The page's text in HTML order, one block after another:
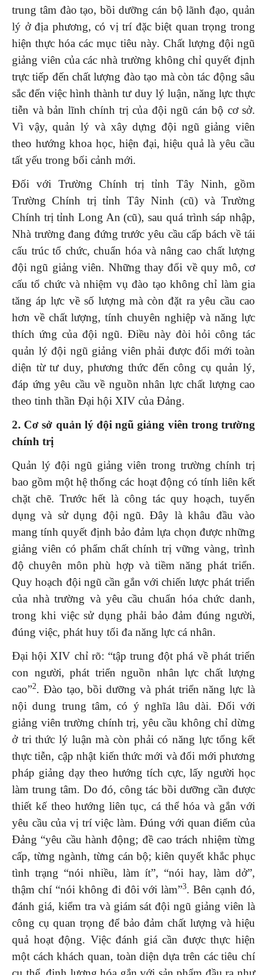
trung tâm đào tạo, bồi dưỡng cán bộ lãnh đạo, quản
lý ở địa phương, có vị trí đặc biệt quan trọng trong
hiện thực hóa các mục tiêu này. Chất lượng đội ngũ
giảng viên của các nhà trường không chỉ quyết định
trực tiếp đến chất lượng đào tạo mà còn tác động sâu
sắc đến việc hình thành tư duy lý luận, năng lực thực
tiễn và bản lĩnh chính trị của đội ngũ cán bộ cơ sở.
Vì vậy, quản lý và xây dựng đội ngũ giảng viên
theo hướng khoa học, hiện đại, hiệu quả là yêu cầu
tất yếu trong bối cảnh mới.
Đối với Trường Chính trị tỉnh Tây Ninh, gồm
Trường Chính trị tỉnh Tây Ninh (cũ) và Trường
Chính trị tỉnh Long An (cũ), sau quá trình sáp nhập,
Nhà trường đang đứng trước yêu cầu cấp bách về tái
cấu trúc tổ chức, chuẩn hóa và nâng cao chất lượng
đội ngũ giảng viên. Những thay đổi về quy mô, cơ
cấu tổ chức và nhiệm vụ đào tạo không chỉ làm gia
tăng áp lực về số lượng mà còn đặt ra yêu cầu cao
hơn về chất lượng, tính chuyên nghiệp và năng lực
thích ứng của đội ngũ. Điều này đòi hỏi công tác
quản lý đội ngũ giảng viên phải được đổi mới toàn
diện từ tư duy, phương thức đến công cụ quản lý,
đáp ứng yêu cầu về nguồn nhân lực chất lượng cao
theo tinh thần Đại hội XIV của Đảng.
2. Cơ sở quản lý đội ngũ giảng viên trong trường
chính trị
Quản lý đội ngũ giảng viên trong trường chính trị
bao gồm một hệ thống các hoạt động có tính liên kết
chặt chẽ. Trước hết là công tác quy hoạch, tuyển
dụng và sử dụng đội ngũ. Đây là khâu đầu vào
mang tính quyết định bảo đảm lựa chọn được những
giảng viên có phẩm chất chính trị vững vàng, trình
độ chuyên môn phù hợp và tiềm năng phát triển.
Quy hoạch đội ngũ cần gắn với chiến lược phát triển
của nhà trường và yêu cầu chuẩn hóa chức danh,
trong khi việc sử dụng phải bảo đảm đúng người,
đúng việc, phát huy tối đa năng lực cá nhân.
Đại hội XIV chỉ rõ: “tập trung đột phá về phát triển
con người, phát triển nguồn nhân lực chất lượng
cao”2. Đào tạo, bồi dưỡng và phát triển năng lực là
nội dung trung tâm, có ý nghĩa lâu dài. Đối với
giảng viên trường chính trị, yêu cầu không chỉ dừng
ở tri thức lý luận mà còn phải có năng lực tổng kết
thực tiễn, cập nhật kiến thức mới và đổi mới phương
pháp giảng dạy theo hướng tích cực, lấy người học
làm trung tâm. Do đó, công tác bồi dưỡng cần được
thiết kế theo hướng liên tục, cá thể hóa và gắn với
yêu cầu của vị trí việc làm. Đúng với quan điểm của
Đảng “yêu cầu hành động; đề cao trách nhiệm từng
cấp, từng ngành, từng cán bộ; kiên quyết khắc phục
tình trạng “nói nhiều, làm ít”, “nói hay, làm dở”,
thậm chí “nói không đi đôi với làm”3. Bên cạnh đó,
đánh giá, kiểm tra và giám sát đội ngũ giảng viên là
công cụ quan trọng để bảo đảm chất lượng và hiệu
quả hoạt động. Việc đánh giá cần được thực hiện
một cách khách quan, toàn diện dựa trên các tiêu chí